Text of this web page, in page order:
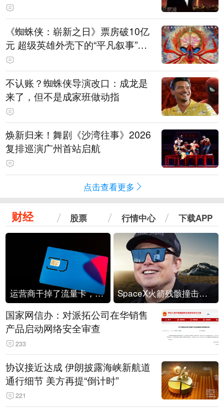
《蜘蛛侠：崭新之日》票房破10亿
元 超级英雄外壳下的“平凡叙事”打
动人心
不认账？蜘蛛侠导演改口：成龙是
来了，但不是成家班做动指
焕新归来！舞剧《沙湾往事》2026
复排巡演广州首站启航
点击查看更多
财经 股票 行情中心 下载APP
运营商干掉了流量卡，他们真的玩不起了 SpaceX火箭残骸撞击月球
国家网信办：对派拓公司在华销售
产品启动网络安全审查
233
协议接近达成 伊朗披露海峡新航道
通行细节 美方再提“倒计时”
221